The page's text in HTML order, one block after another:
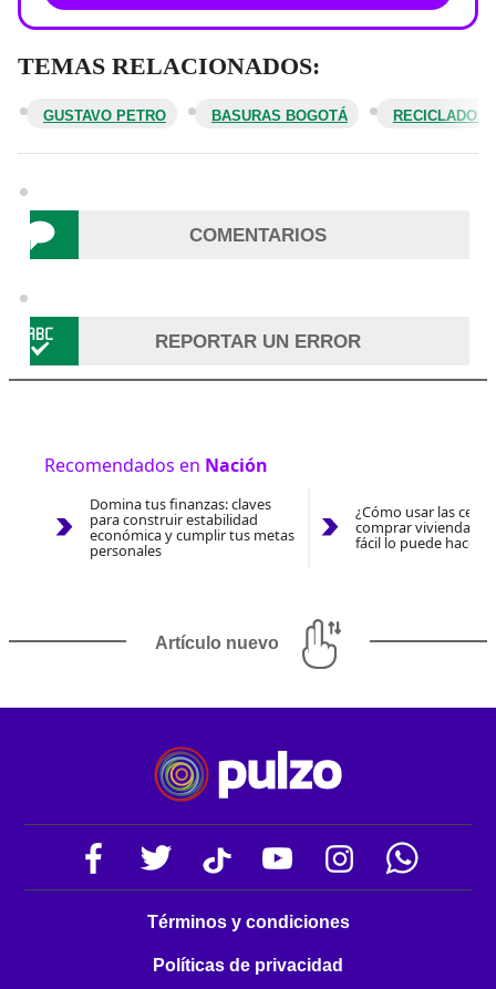
TEMAS RELACIONADOS:
GUSTAVO PETRO BASURAS BOGOTÁ
COMENTARIOS
REPORTAR UN ERROR
Recomendados en Nación
Domina tus finanzas: claves
para construir estabilidad
económica y cumplir tus metas
personales
¿Cómo usar las
comprar vivienda
fácil lo puede hacer
Artículo nuevo
Términos y condiciones
Políticas de privacidad